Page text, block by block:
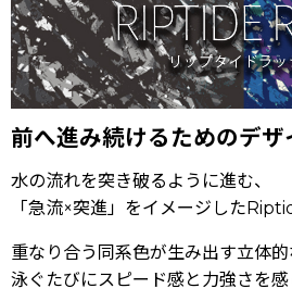
前へ進み続けるためのデザ
水の流れを突き破るように進む、
「急流×突進」をイメージした
重なり合う同系色が生み出す立体的
泳ぐたびにスピード感と力強さを感